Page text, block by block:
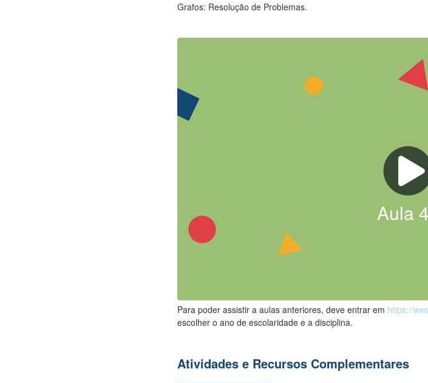
Grafos: Resolução de Problemas.
Aula
Para poder assistir a aulas anteriores, deve entrar em https://
escolher o ano de escolaridade e a disciplina.
Atividades e Recursos Complementares